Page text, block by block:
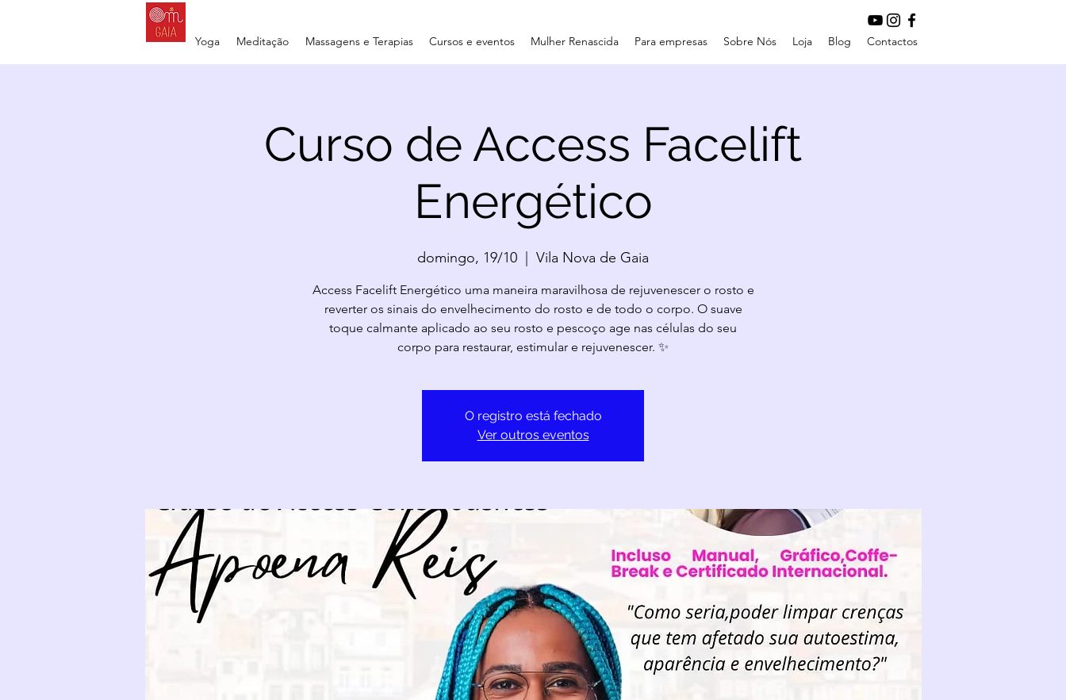
Yoga Meditação Massagens e Terapias Cursos e eventos Mulher Renascida Para empresas Sobre Nós Loja Blog Contactos
Curso de Access Facelift
Energético
domingo, 19/10 Vila Nova de Gaia
Access Facelift Energético uma maneira maravilhosa de rejuvenescer o rosto e
reverter os sinais do envelhecimento do rosto e de todo o corpo. O suave
toque calmante aplicado ao seu rosto e pescoço age nas células do seu
corpo para restaurar, estimular e rejuvenescer. ✨
O registro está fechado
Ver outros eventos